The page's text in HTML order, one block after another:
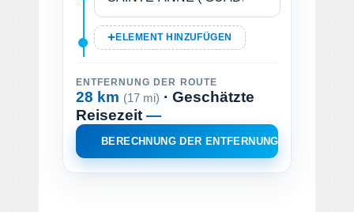
ELEMENT HINZUFÜGEN
ENTFERNUNG DER ROUTE
28 km (17 mi) · Geschätzte
Reisezeit—
BERECHNUNG DER ENTFERNUNG